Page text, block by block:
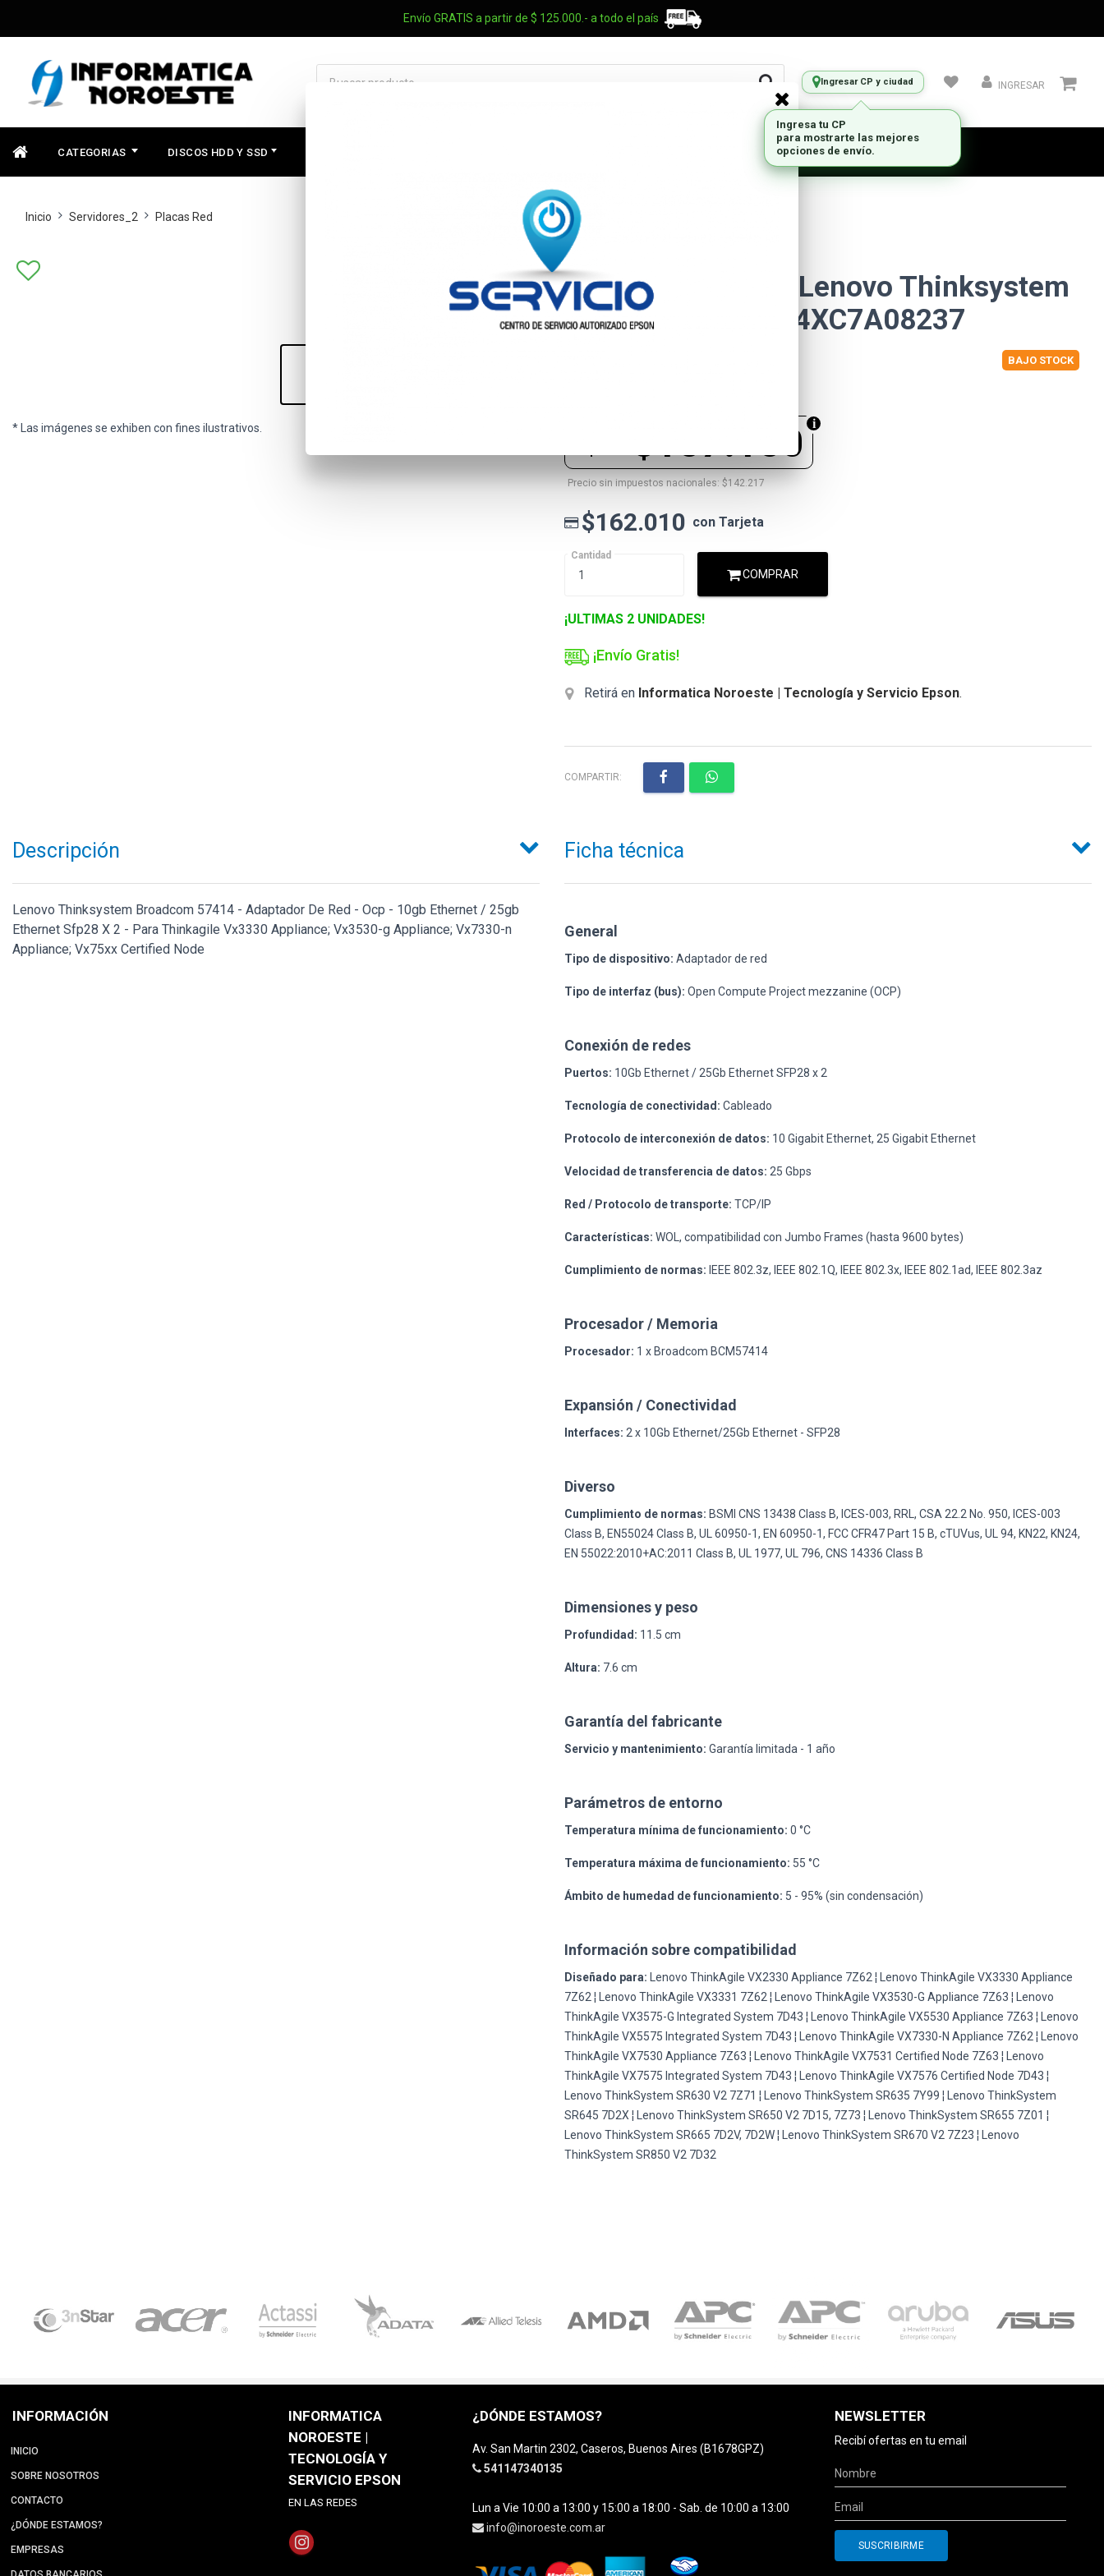
Envío GRATIS a partir de $ 125.000.- a todo el país
Ingresar CP y ciudad INGRESAR
CATEGORIAS DISCOS HDD Y SSD
Inicio Servidores_2 Placas Red
* Las imágenes se exhiben con fines ilustrativos.
Adaptador de red Lenovo Thinksystem
Broadcom 57414 4XC7A08237
BAJO STOCK
$157.150
Precio sin impuestos nacionales: $142.217
$162.010 con Tarjeta
Cantidad
COMPRAR
¡ULTIMAS 2 UNIDADES!
¡Envío Gratis!
Retirá en Informatica Noroeste | Tecnología y Servicio Epson.
COMPARTIR:
Descripción
Lenovo Thinksystem Broadcom 57414 - Adaptador De Red - Ocp - 10gb Ethernet / 25gb
Ethernet Sfp28 X 2 - Para Thinkagile Vx3330 Appliance; Vx3530-g Appliance; Vx7330-n
Appliance; Vx75xx Certified Node
Ficha técnica
General
Tipo de dispositivo: Adaptador de red
Tipo de interfaz (bus): Open Compute Project mezzanine (OCP)
Conexión de redes
Puertos: 10Gb Ethernet / 25Gb Ethernet SFP28 x 2
Tecnología de conectividad: Cableado
Protocolo de interconexión de datos: 10 Gigabit Ethernet, 25 Gigabit Ethernet
Velocidad de transferencia de datos: 25 Gbps
Red / Protocolo de transporte: TCP/IP
Características: WOL, compatibilidad con Jumbo Frames (hasta 9600 bytes)
Cumplimiento de normas: IEEE 802.3z, IEEE 802.1Q, IEEE 802.3x, IEEE 802.1ad, IEEE 802.3az
Procesador / Memoria
Procesador: 1 x Broadcom BCM57414
Expansión / Conectividad
Interfaces: 2 x 10Gb Ethernet/25Gb Ethernet - SFP28
Diverso
Cumplimiento de normas: BSMI CNS 13438 Class B, ICES-003, RRL, CSA 22.2 No. 950, ICES-003
Class B, EN55024 Class B, UL 60950-1, EN 60950-1, FCC CFR47 Part 15 B, cTUVus, UL 94, KN22, KN24,
EN 55022:2010+AC:2011 Class B, UL 1977, UL 796, CNS 14336 Class B
Dimensiones y peso
Profundidad: 11.5 cm
Altura: 7.6 cm
Garantía del fabricante
Servicio y mantenimiento: Garantía limitada - 1 año
Parámetros de entorno
Temperatura mínima de funcionamiento: 0 °C
Temperatura máxima de funcionamiento: 55 °C
Ámbito de humedad de funcionamiento: 5 - 95% (sin condensación)
Información sobre compatibilidad
Diseñado para: Lenovo ThinkAgile VX2330 Appliance 7Z62 ¦ Lenovo ThinkAgile VX3330 Appliance
7Z62 ¦ Lenovo ThinkAgile VX3331 7Z62 ¦ Lenovo ThinkAgile VX3530-G Appliance 7Z63 ¦ Lenovo
ThinkAgile VX3575-G Integrated System 7D43 ¦ Lenovo ThinkAgile VX5530 Appliance 7Z63 ¦ Lenovo
ThinkAgile VX5575 Integrated System 7D43 ¦ Lenovo ThinkAgile VX7330-N Appliance 7Z62 ¦ Lenovo
ThinkAgile VX7530 Appliance 7Z63 ¦ Lenovo ThinkAgile VX7531 Certified Node 7Z63 ¦ Lenovo
ThinkAgile VX7575 Integrated System 7D43 ¦ Lenovo ThinkAgile VX7576 Certified Node 7D43 ¦
Lenovo ThinkSystem SR630 V2 7Z71 ¦ Lenovo ThinkSystem SR635 7Y99 ¦ Lenovo ThinkSystem
SR645 7D2X ¦ Lenovo ThinkSystem SR650 V2 7D15, 7Z73 ¦ Lenovo ThinkSystem SR655 7Z01 ¦
Lenovo ThinkSystem SR665 7D2V, 7D2W ¦ Lenovo ThinkSystem SR670 V2 7Z23 ¦ Lenovo
ThinkSystem SR850 V2 7D32
INFORMACIÓN
INICIO
SOBRE NOSOTROS
CONTACTO
¿DÓNDE ESTAMOS?
EMPRESAS
INFORMATICA
NOROESTE |
TECNOLOGÍA Y
SERVICIO EPSON
EN LAS REDES
¿DÓNDE ESTAMOS?
Av. San Martin 2302, Caseros, Buenos Aires (B1678GPZ)
541147340135
Lun a Vie 10:00 a 13:00 y 15:00 a 18:00 - Sab. de 10:00 a 13:00
info@inoroeste.com.ar
NEWSLETTER
Recibí ofertas en tu email